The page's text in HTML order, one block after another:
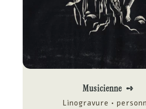
Musicienne ➺
Linogravure •